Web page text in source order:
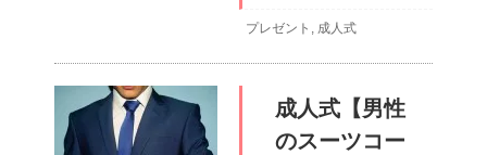
プレゼント , 成人式
成人式【男性
のスーツコー